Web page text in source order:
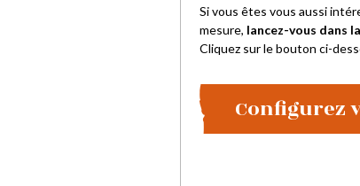
Si vous êtes vous aussi
mesure, lancez-vous dans
Cliquez sur le bouton ci-
Configurez